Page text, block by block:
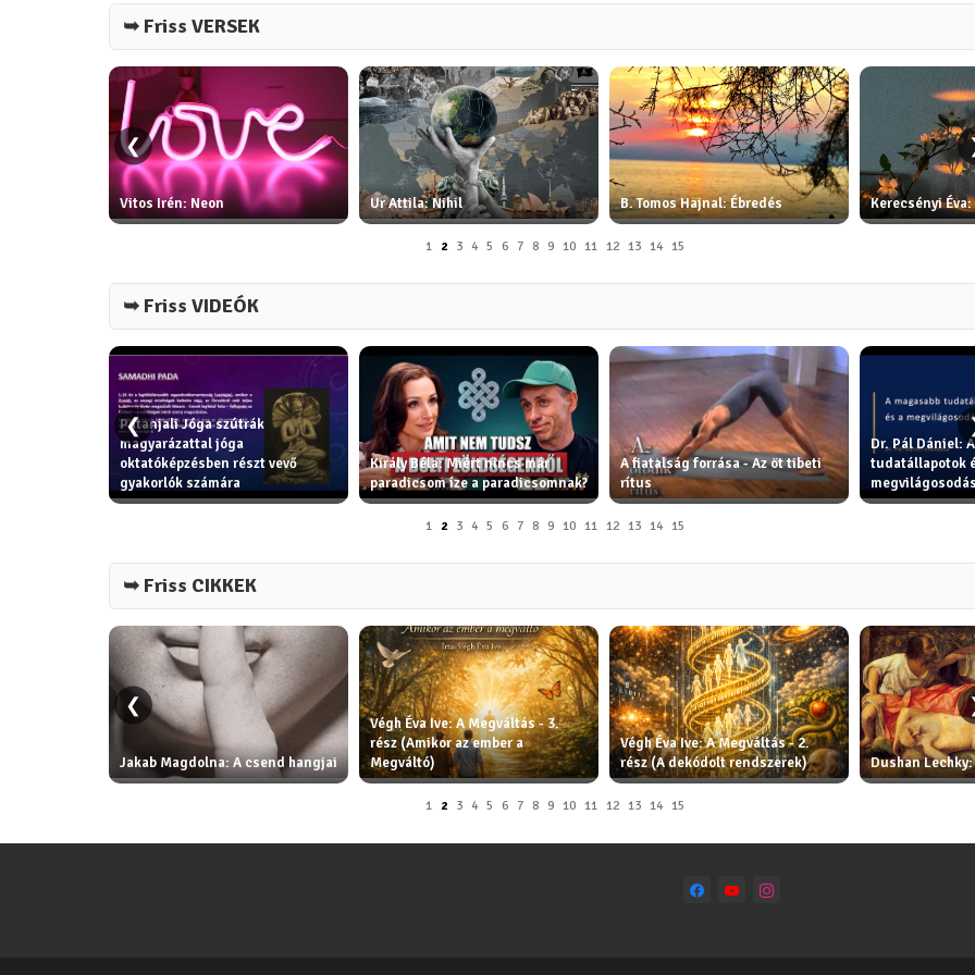
➥ Friss VERSEK
❮
Vitos Irén: Neon
Ur Attila: Nihil B. Tomos Hajnal: Ébredés Kerecsényi Éva:
1 2 3 4 5 6 7 8 9 10 11 12 13 14 15
➥ Friss VIDEÓK
❮
Patanjali Jóga szútrák
magyarázattal jóga
oktatóképzésben részt vevő
gyakorlók számára
Király Béla: Miért nincs már
paradicsom íze a paradicsomnak?
A fiatalság forrása - Az öt tibeti
rítus
Dr. Pál Dániel: A
tudatállapotok
megvilágosodás
1 2 3 4 5 6 7 8 9 10 11 12 13 14 15
➥ Friss CIKKEK
❮
Jakab Magdolna: A csend hangjai
Végh Éva Ive: A Megváltás - 3.
rész (Amikor az ember a
Megváltó)
Végh Éva Ive: A Megváltás - 2.
rész (A dekódolt rendszerek)
Dushan Lechky:
1 2 3 4 5 6 7 8 9 10 11 12 13 14 15